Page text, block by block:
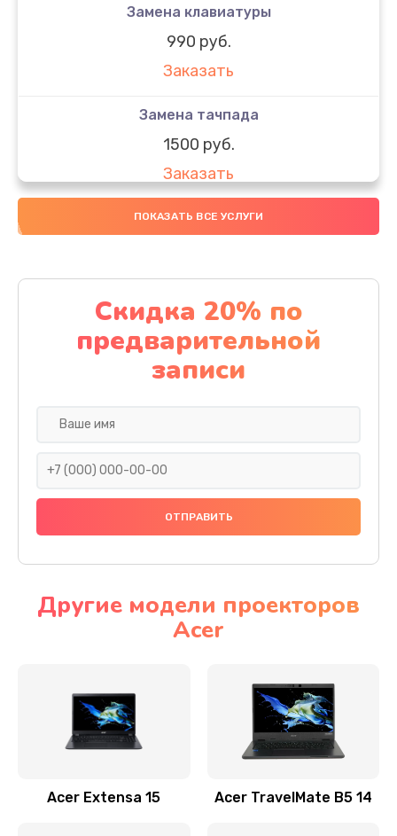
Замена клавиатуры
990 руб.
Заказать
Замена тачпада
1500 руб.
Заказать
Замена южного моста
Заказать
Чистка от пыли
1060 руб.
Заказать
Ремонт подсветки
Настройка BIOS
Замена видеочипа
Заказать
ПОКАЗАТЬ ВСЕ УСЛУГИ
Скидка 20% по
предварительной
записи
Другие модели проекторов
Acer
Acer Extensa 15 Acer TravelMate B5 14